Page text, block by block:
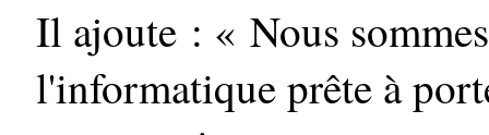
Il ajoute : « Nous
l'informatique prête à